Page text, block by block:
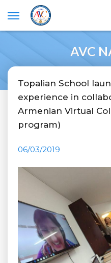
AVC
Topalian School
experience in
Armenian Virtual
program)
06/03/2019